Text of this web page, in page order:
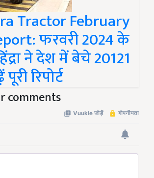
Tractor February
फरवरी 2024 के
ने देश में बेचे 20121
रिपोर्ट
comments